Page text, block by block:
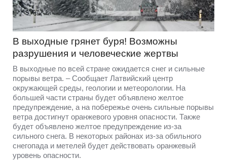
В выходные грянет буря! Возможны
разрушения и человеческие жертвы
В выходные по всей стране ожидается снег и сильные
порывы ветра. – Сообщает Латвийский центр
окружающей среды, геологии и метеорологии. На
большей части страны будет объявлено желтое
предупреждение, а на побережье очень сильные порывы
ветра достигнут оранжевого уровня опасности. Также
будет объявлено желтое предупреждение из-за
сильного снега. В некоторых районах из-за обильного
снегопада и метелей будет действовать оранжевый
уровень опасности.